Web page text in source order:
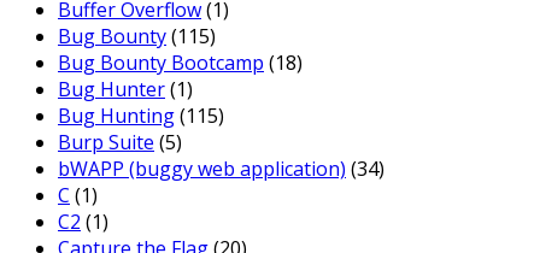
Buffer Overflow(1)
Bug Bounty(115)
Bug Bounty Bootcamp (18)
Bug Hunter(1)
Bug Hunting(115)
Burp Suite (5)
bWAPP (buggy web application) (34)
C (1)
C2 (1)